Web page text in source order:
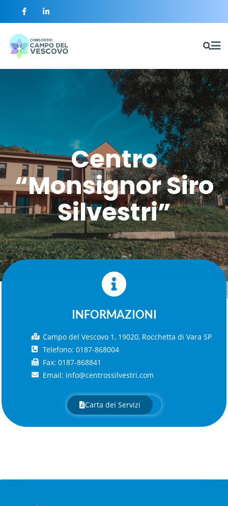
Centro
“Monsignor Siro
Silvestri”
Centro
“Monsignor Siro
Silvestri”
Centro
“Monsignor Siro
Silvestri”
INFORMAZIONI
Campo del Vescovo 1, 19020, Rocchetta di Vara SP
Telefono: 0187-868004
Fax: 0187-868841
Email: info@centrossilvestri.com
Carta dei Servizi